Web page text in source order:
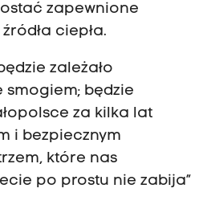
zapewnione
ciepła.
zależało
smogiem; będzie
za kilka lat
i bezpiecznym
które nas
po prostu nie zabija”